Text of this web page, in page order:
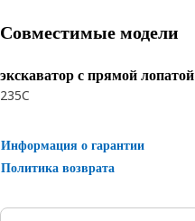
Совместимые модели
экскаватор с прямой лопатой
235C
Информация о гарантии
Политика возврата